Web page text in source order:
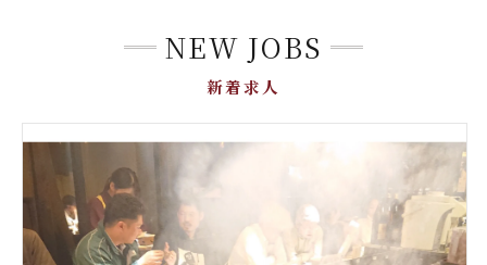
新着求人
NEW JOBS